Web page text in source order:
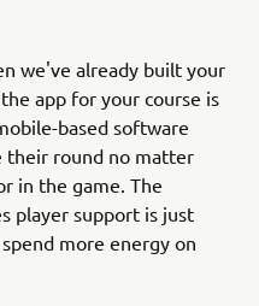
we've already built your
app for your course is
based software
their round no matter
in the game. The
player support is just
more energy on